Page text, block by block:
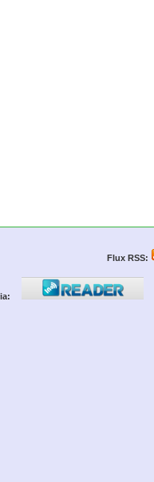
Flux RSS: